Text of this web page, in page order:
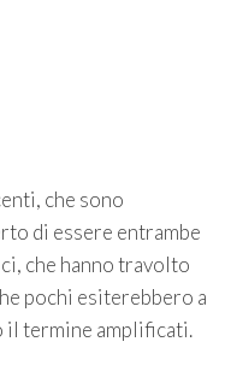
che sono
di essere entrambe
che hanno travolto
pochi esiterebbero a
termine amplificati.